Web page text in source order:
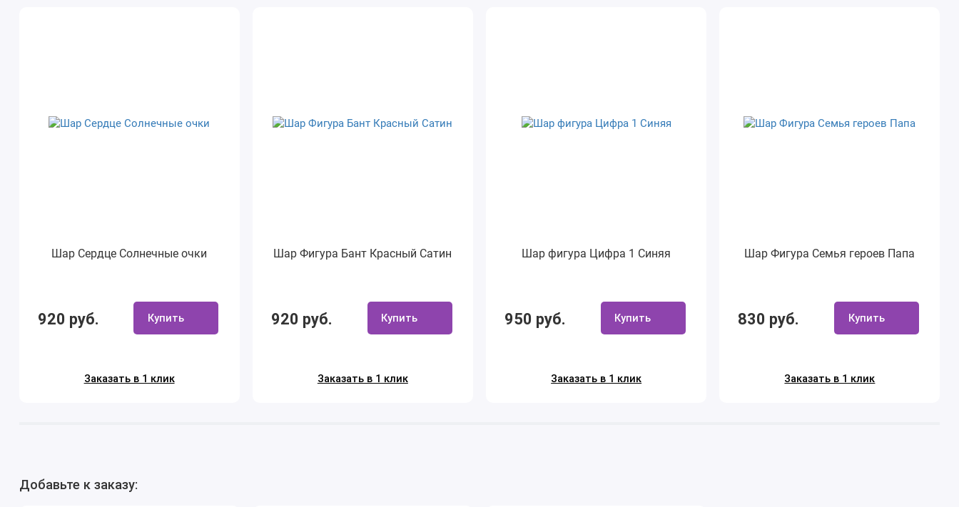
Шар Сердце Солнечные очки
920 руб. Купить
Заказать в 1 клик
Шар Фигура Бант Красный Сатин
920 руб. Купить
Заказать в 1 клик
Шар фигура Цифра 1 Синяя
950 руб. Купить
Заказать в 1 клик
Шар Фигура Семья героев Папа
830 руб. Купить
Заказать в 1 клик
Добавьте к заказу: